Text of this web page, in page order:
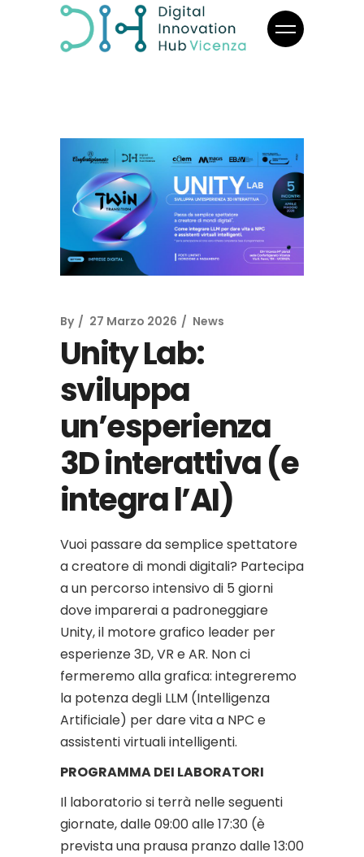
By 27 Marzo 2026 News
Unity Lab:
sviluppa
un’esperienza
3D interattiva (e
integra l’AI)
Vuoi passare da semplice spettatore
a creatore di mondi digitali? Partecipa
a un percorso intensivo di 5 giorni
dove imparerai a padroneggiare
Unity, il motore grafico leader per
esperienze 3D, VR e AR. Non ci
fermeremo alla grafica: integreremo
la potenza degli LLM (Intelligenza
Artificiale) per dare vita a NPC e
assistenti virtuali intelligenti.
PROGRAMMA DEI LABORATORI
Il laboratorio si terrà nelle seguenti
giornate, dalle 09:00 alle 17:30 (è
prevista una prausa pranzo dalle 13:00